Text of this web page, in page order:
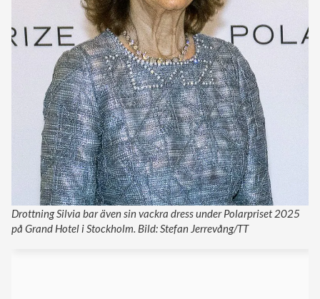
Drottning Silvia bar även sin vackra dress under Polarpriset 2025
på Grand Hotel i Stockholm. Bild: Stefan Jerrevång/TT